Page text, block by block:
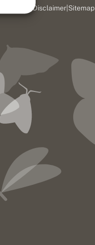
Disclaimer Sitemap